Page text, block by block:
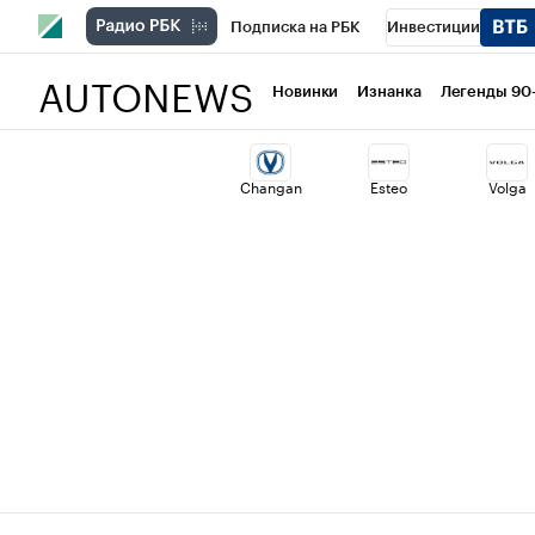
Подписка на РБК Инвестиции
Национальные проекты Город
Кредитные рейтинги Франшизы
AUTONEWS Новинки Изнанка Легенды
Changan Esteo Volga